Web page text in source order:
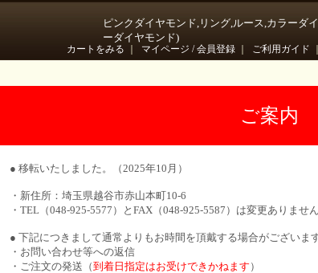
ピンクダイヤモンド,リング,ルース,カラーダ
ーダイヤモンド)
カートをみる マイページ / 会員登録｜ ご利用ガイド
ご案内
● 移転いたしました。（2025年10月）
・新住所：埼玉県越谷市赤山本町10-6
・TEL（048-925-5577）とFAX（048-925-5587）は変更ありません
● 下記につきまして通常よりもお時間を頂戴する場合がございます
・お問い合わせ等への返信
・ご注文の発送（到着日指定はお受けできかねます ）